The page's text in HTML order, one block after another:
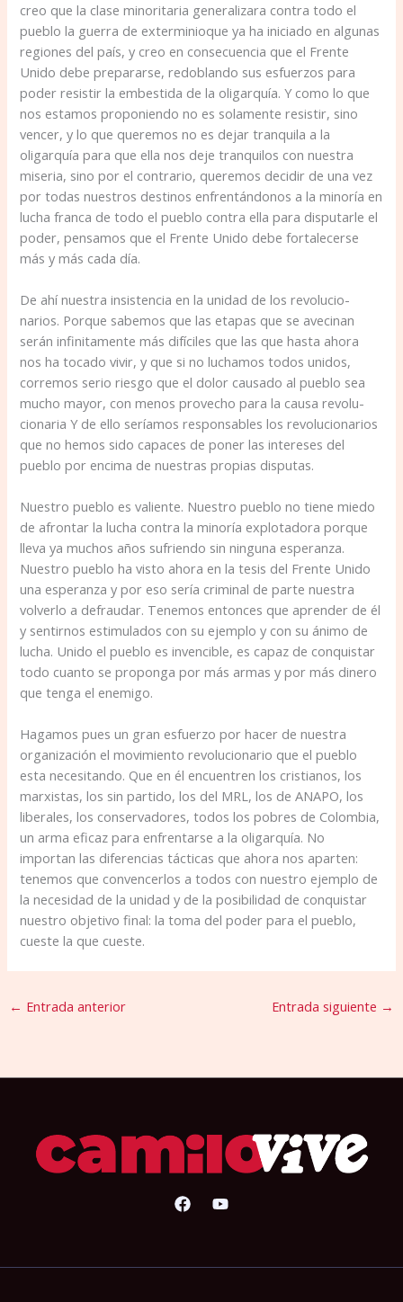
creo que la clase minoritaria generalizara contra todo el
pueblo la guerra de exterminioque ya ha iniciado en algunas
regiones del país, y creo en consecuencia que el Frente
Unido debe prepararse, redoblando sus esfuerzos para
poder resistir la embestida de la oligarquía. Y como lo que
nos estamos proponiendo no es solamente resistir, sino
vencer, y lo que queremos no es dejar tranquila a la
oligarquía para que ella nos deje tranquilos con nuestra
miseria, sino por el contrario, queremos decidir de una vez
por todas nuestros destinos enfrentándonos a la minoría en
lucha franca de todo el pueblo contra ella para disputarle el
poder, pensamos que el Frente Unido debe fortalecerse
más y más cada día.
De ahí nuestra insistencia en la unidad de los revolucio­
narios. Porque sabemos que las etapas que se avecinan
serán infinitamente más difíciles que las que hasta ahora
nos ha tocado vivir, y que si no luchamos todos unidos,
corremos serio riesgo que el dolor causado al pueblo sea
mucho mayor, con menos provecho para la causa revolu­
cionaria Y de ello seríamos responsables los revolucio­narios
que no hemos sido capaces de poner las intereses del
pueblo por encima de nuestras propias disputas.
Nuestro pueblo es valiente. Nuestro pueblo no tiene mie­do
de afrontar la lucha contra la minoría explotadora porque
lleva ya muchos años sufriendo sin ninguna espe­ranza.
Nuestro pueblo ha visto ahora en la tesis del Fren­te Unido
una esperanza y por eso sería criminal de parte nuestra
volverlo a defraudar. Tenemos entonces que aprender de él
y sentirnos estimulados con su ejemplo y con su ánimo de
lucha. Unido el pueblo es invencible, es capaz de conquistar
todo cuanto se proponga por más armas y por más dinero
que tenga el enemigo.
Hagamos pues un gran esfuerzo por hacer de nuestra
organización el movimiento revolucionario que el pue­blo
esta necesitando. Que en él encuentren los cristianos, los
marxistas, los sin partido, los del MRL, los de ANAPO, los
liberales, los conservadores, todos los pobres de Colombia,
un arma eficaz para enfrentarse a la oligarquía. No
importan las diferencias tácticas que ahora nos apar­ten:
tenemos que convencerlos a todos con nuestro ejem­plo de
la necesidad de la unidad y de la posibilidad de conquistar
nuestro objetivo final: la toma del poder para el pueblo,
cueste la que cueste.
← Entrada anterior Entrada siguiente →